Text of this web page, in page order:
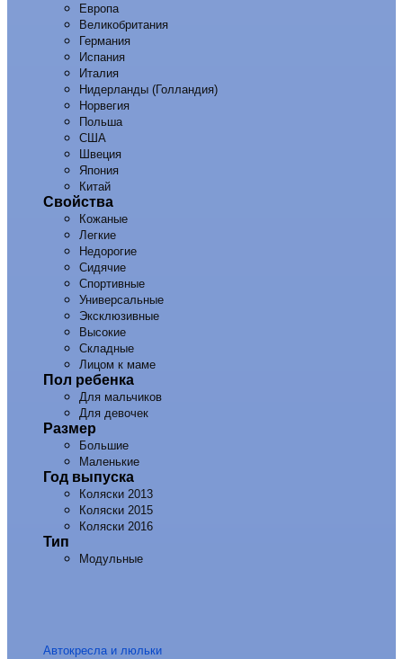
Европа
Великобритания
Германия
Испания
Италия
Нидерланды (Голландия)
Норвегия
Польша
США
Швеция
Япония
Китай
Свойства
Кожаные
Легкие
Недорогие
Сидячие
Спортивные
Универсальные
Эксклюзивные
Высокие
Складные
Лицом к маме
Пол ребенка
Для мальчиков
Для девочек
Размер
Большие
Маленькие
Год выпуска
Коляски 2013
Коляски 2015
Коляски 2016
Тип
Модульные
Автокресла и люльки